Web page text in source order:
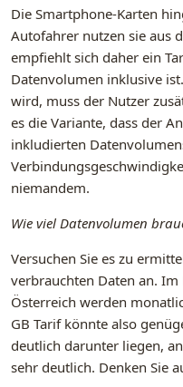
Die Smartphone-Karten
Autofahrer nutzen sie aus
empfiehlt sich daher ein
Datenvolumen inklusive
wird, muss der Nutzer
es die Variante, dass der
inkludierten
niemandem.
Wie viel Datenvolumen
Versuchen Sie es zu
verbrauchten Daten an.
Österreich werden
GB Tarif könnte also
deutlich darunter liegen,
sehr deutlich. Denken Sie